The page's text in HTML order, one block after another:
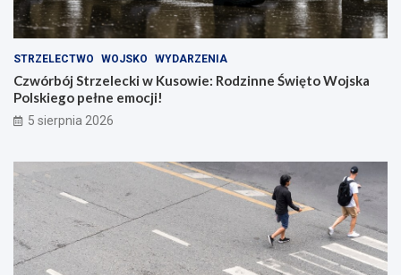
STRZELECTWO WOJSKO WYDARZENIA
Czwórbój Strzelecki w Kusowie: Rodzinne Święto Wojska
Polskiego pełne emocji!
5 sierpnia 2026